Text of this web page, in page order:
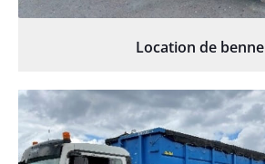
Location de benne